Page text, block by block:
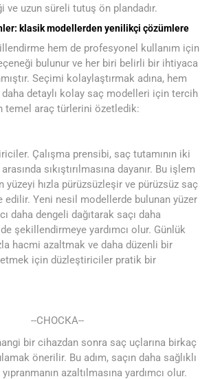
ve uzun süreli tutuş ön plandadır.
klasik modellerden yenilikçi çözümlere
hem de profesyonel kullanım için
bulunur ve her biri belirli bir ihtiyaca
Seçimi kolaylaştırmak adına, hem
detaylı kolay saç modelleri için tercih
temel araç türlerini özetledik:
Çalışma prensibi, saç tutamının iki
arasında sıkıştırılmasına dayanır. Bu işlem
yüzeyi hızla pürüzsüzleşir ve pürüzsüz saç
edilir. Yeni nesil modellerde bulunan yüzer
daha dengeli dağıtarak saçı daha
şekillendirmeye yardımcı olur. Günlük
hacmi azaltmak ve daha düzenli bir
için düzleştiriciler pratik bir
--СНОСКА--
bir cihazdan sonra saç uçlarına birkaç
önerilir. Bu adım, saçın daha sağlıklı
azaltılmasına yardımcı olur.